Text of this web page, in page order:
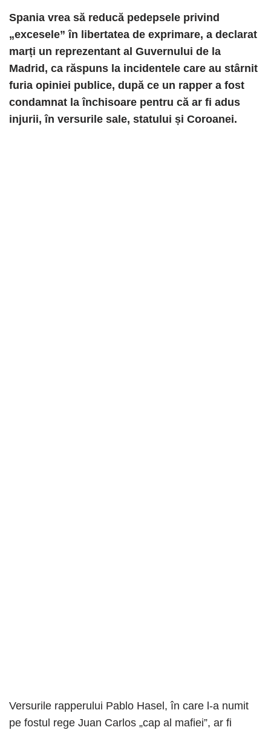
Spania vrea să reducă pedepsele privind
„excesele” în libertatea de exprimare, a declarat
marți un reprezentant al Guvernului de la
Madrid, ca răspuns la incidentele care au stârnit
furia opiniei publice, după ce un rapper a fost
condamnat la închisoare pentru că ar fi adus
injurii, în versurile sale, statului și Coroanei.
Versurile rapperului Pablo Hasel, în care l-a numit
pe fostul rege Juan Carlos „cap al mafiei”, ar fi